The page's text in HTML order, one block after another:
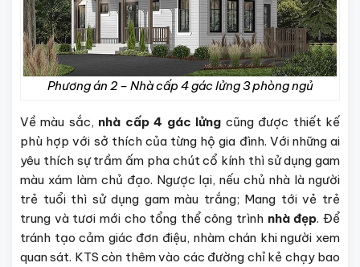
Phương án 2 – Nhà cấp 4 gác lửng 3 phòng ngủ
Về màu sắc, nhà cấp 4 gác lửng cũng được thiết kế
phù hợp với sở thích của từng hộ gia đình. Với những ai
yêu thích sự trầm ấm pha chút cổ kính thì sử dụng gam
màu xám làm chủ đạo. Ngược lại, nếu chủ nhà là người
trẻ tuổi thì sử dụng gam màu trắng; Mang tới vẻ trẻ
trung và tươi mới cho tổng thể công trình nhà đẹp. Để
tránh tạo cảm giác đơn điệu, nhàm chán khi người xem
quan sát. KTS còn thêm vào các đường chỉ kẻ chạy bao